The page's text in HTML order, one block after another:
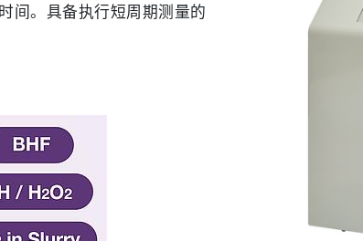
间。具备执行短周期测量的